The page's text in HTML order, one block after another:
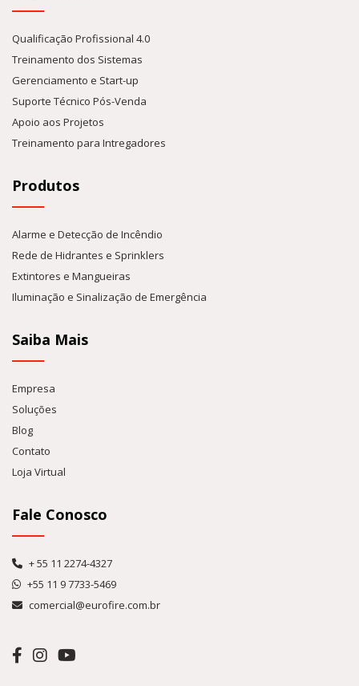
Qualificação Profissional 4.0
Treinamento dos Sistemas
Gerenciamento e Start-up
Suporte Técnico Pós-Venda
Apoio aos Projetos
Treinamento para Intregadores
Produtos
Alarme e Detecção de Incêndio
Rede de Hidrantes e Sprinklers
Extintores e Mangueiras
Iluminação e Sinalização de Emergência
Saiba Mais
Empresa
Soluções
Blog
Contato
Loja Virtual
Fale Conosco
+ 55 11 2274-4327
+55 11 9 7733-5469
comercial@eurofire.com.br